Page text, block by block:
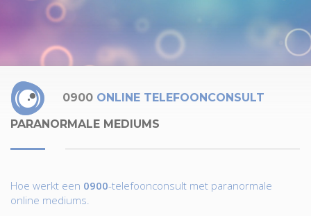
0900 ONLINE TELEFOONCONSULT
PARANORMALE MEDIUMS
Hoe werkt een 0900-telefoonconsult met paranormale
online mediums.